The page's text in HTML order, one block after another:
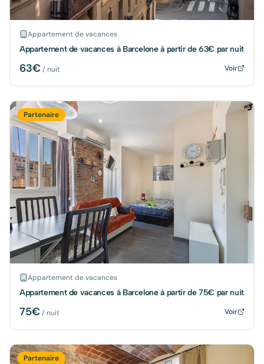
Appartement de vacances
Appartement de vacances à Barcelone à partir de 63€ par nuit
63€/ nuit Voir
Partenaire
Appartement de vacances
Appartement de vacances à Barcelone à partir de 75€ par nuit
75€/ nuit Voir
Partenaire